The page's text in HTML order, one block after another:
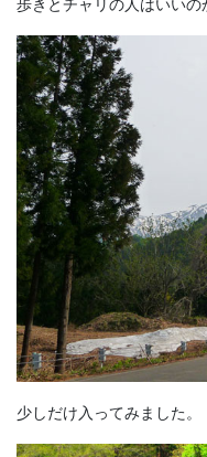
歩きとチャリの人はいいの
少しだけ入ってみました。